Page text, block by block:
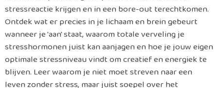
stressreactie krijgen en in een bore-out terechtkomen.
Ontdek wat er precies in je lichaam en brein gebeurt
wanneer je 'aan' staat, waarom totale verveling je
stresshormonen juist kan aanjagen en hoe je jouw eigen
optimale stressniveau vindt om creatief en energiek te
blijven. Leer waarom je niet moet streven naar een
leven zonder stress, maar juist soepel over het